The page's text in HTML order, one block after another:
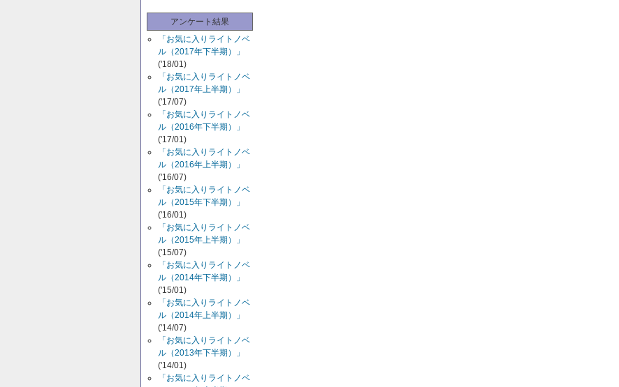
アンケート結果
「お気に入りライトノベ
ル（2017年下半期）」
('18/01)
「お気に入りライトノベ
ル（2017年上半期）」
('17/07)
「お気に入りライトノベ
ル（2016年下半期）」
('17/01)
「お気に入りライトノベ
ル（2016年上半期）」
('16/07)
「お気に入りライトノベ
ル（2015年下半期）」
('16/01)
「お気に入りライトノベ
ル（2015年上半期）」
('15/07)
「お気に入りライトノベ
ル（2014年下半期）」
('15/01)
「お気に入りライトノベ
ル（2014年上半期）」
('14/07)
「お気に入りライトノベ
ル（2013年下半期）」
('14/01)
「お気に入りライトノベ